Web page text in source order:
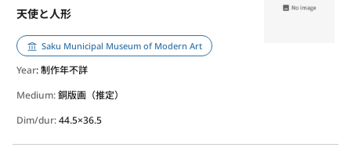
天使と人形
Saku Municipal Museum of Modern Art
Year: 制作年不詳
Medium:銅版画（推定）
Dim/dur:44.5×36.5